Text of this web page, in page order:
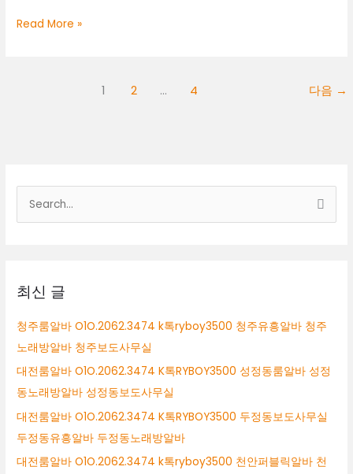
유
Read More »
1 2 … 4 다음 →
최신 글
청주룸알바 O1O.2062.3474 k톡ryboy3500 청주유흥알바 청주
노래방알바 청주보도사무실
대전룸알바 O1O.2062.3474 K톡RYBOY3500 성정동룸알바 성정
동노래방알바 성정동보도사무실
대전룸알바 O1O.2062.3474 K톡RYBOY3500 두정동보도사무실
두정동유흥알바 두정동노래방알바
대전룸알바 O1O.2062.3474 k톡ryboy3500 천안퍼블릭알바 천